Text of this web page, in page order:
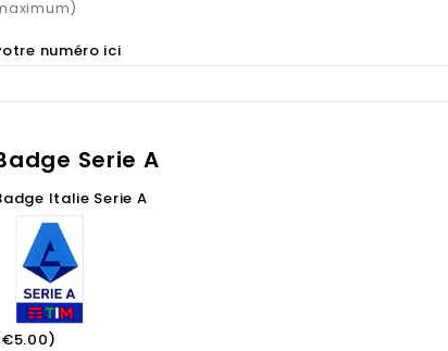
numéro ici
Serie A
Italie Serie A